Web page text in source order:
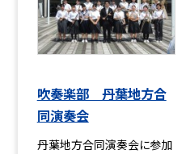
吹奏楽部 丹葉地方合
同演奏会
丹葉地方合同演奏会に参加